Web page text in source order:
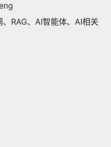
RAG、AI智能体、AI相关